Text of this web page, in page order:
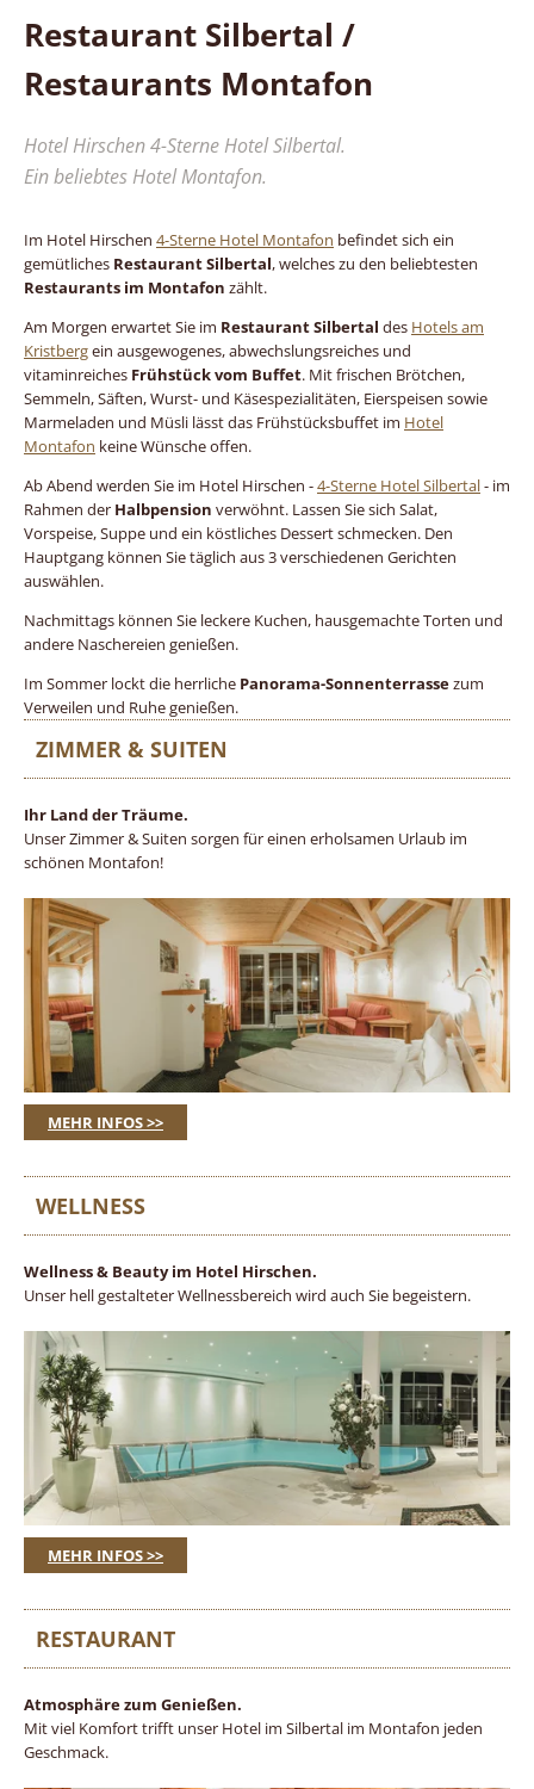
Restaurant Silbertal /
Restaurants Montafon
Hotel Hirschen 4-Sterne Hotel Silbertal.
Ein beliebtes Hotel Montafon.
Im Hotel Hirschen 4-Sterne Hotel Montafon befindet sich ein
gemütliches Restaurant Silbertal, welches zu den beliebtesten
Restaurants im Montafon zählt.
Am Morgen erwartet Sie im Restaurant Silbertal des Hotels am
Kristbergein ausgewogenes, abwechslungsreiches und
vitaminreiches Frühstück vom Buffet. Mit frischen Brötchen,
Semmeln, Säften, Wurst- und Käsespezialitäten, Eierspeisen sowie
Marmeladen und Müsli lässt das Frühstücksbuffet im Hotel
Montafon keine Wünsche offen.
Ab Abend werden Sie im Hotel Hirschen -4-Sterne Hotel Silbertal- im
Rahmen der Halbpension verwöhnt. Lassen Sie sich Salat,
Vorspeise, Suppe und ein köstliches Dessert schmecken. Den
Hauptgang können Sie täglich aus 3 verschiedenen Gerichten
auswählen.
Nachmittags können Sie leckere Kuchen, hausgemachte Torten und
andere Naschereien genießen.
Im Sommer lockt die herrliche Panorama-Sonnenterrassezum
Verweilen und Ruhe genießen.
ZIMMER & SUITEN
Ihr Land der Träume.
Unser Zimmer & Suiten sorgen für einen erholsamen Urlaub im
schönen Montafon!
MEHR INFOS >>
WELLNESS
Wellness & Beauty im Hotel Hirschen.
Unser hell gestalteter Wellnessbereich wird auch Sie begeistern.
MEHR INFOS >>
RESTAURANT
Atmosphäre zum Genießen.
Mit viel Komfort trifft unser Hotel im Silbertal im Montafon jeden
Geschmack.